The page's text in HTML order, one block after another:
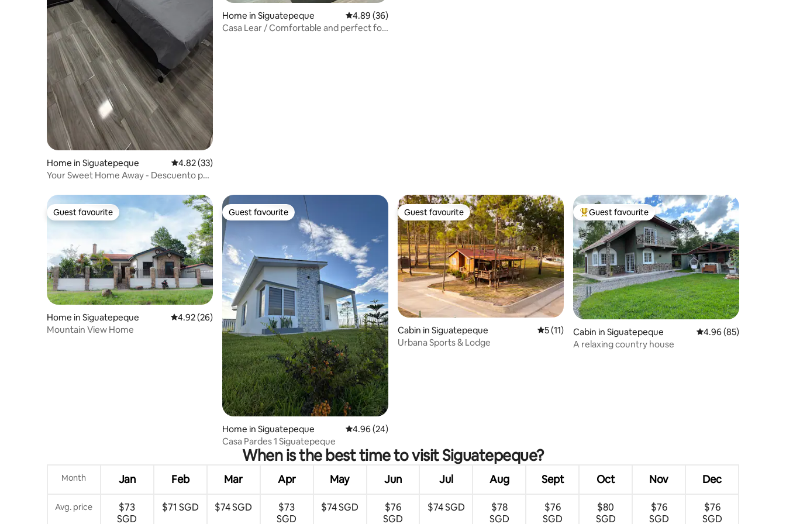
Home in Siguatepeque 4.82 out of 5 average rating, 33 reviews
4.82 (33)
Your Sweet Home Away - Descuento por
Home in Siguatepeque 4.89 out of 5 average rating, 36 reviews
4.89 (36)
Casa Lear / Comfortable and perfect for
Guest favourite
Guest favourite
Home in Siguatepeque 4.92 out of 5 average rating, 26 reviews
4.92 (26)
Mountain View Home
Guest favourite
Guest favourite
Home in Siguatepeque 4.96 out of 5 average rating, 24 reviews
4.96 (24)
Casa Pardes 1 Siguatepeque
Guest favourite
Guest favourite
Cabin in Siguatepeque 5 out of 5 average rating, 11 reviews
5 (11)
Urbana Sports & Lodge
Top guest favourite
Guest favourite
Cabin in Siguatepeque 4.96 out of 5 average
4.96 (85)
A relaxing country house
When is the best time to visit Siguatepeque?
Month Jan Feb Mar Apr May Jun Jul Aug Sept Oct Nov Dec
Avg. price
$73
SGD
$71 SGD $74 SGD
$73
SGD
$74 SGD
$76
SGD
$74 SGD
$78
SGD
$76
SGD
$80
SGD
$76
SGD
$76
SGD